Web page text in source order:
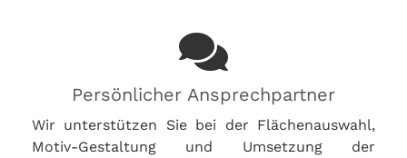
Persönlicher Ansprechpartner
Wir unterstützen Sie bei der Flächenauswahl,
Motiv-Gestaltung und Umsetzung der